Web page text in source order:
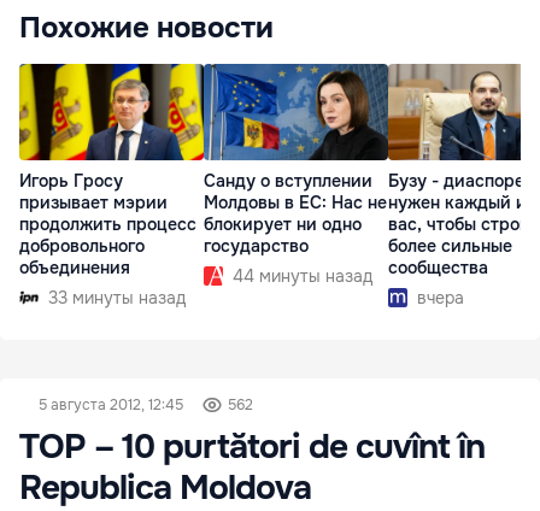
Похожие новости
Игорь Гросу
призывает мэрии
продолжить процесс
добровольного
объединения
33 минуты назад
Санду о вступлении
Молдовы в ЕС: Нас не
блокирует ни одно
государство
44 минуты назад
Бузу - диаспоре:
нужен каждый из
вас, чтобы
более сильные
сообщества
вчера
5 августа 2012, 12:45 562
TOP – 10 purtători de cuvînt în
Republica Moldova